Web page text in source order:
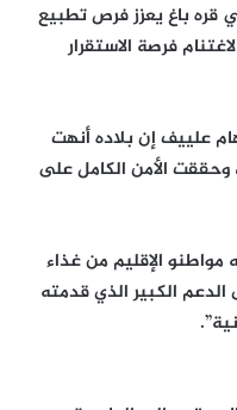
قره باغ يعزز فرص تطبيع
فرصة الاستقرار
علييف إن بلاده أنهت
وحققت الأمن الكامل على
الإقليم من غذاء
الكبير الذي قدمته